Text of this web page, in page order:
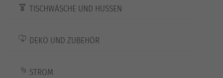
TISCHWÄSCHE UND HUSSEN
DEKO UND ZUBEHÖR
STROM